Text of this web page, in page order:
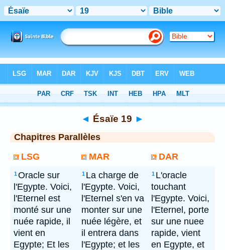
◄ Ésaïe 19 ►
Chapitres Parallèles
LSG
MAR DAR
1Oracle sur
l'Egypte. Voici,
l'Eternel est
monté sur une
nuée rapide, il
vient en
Egypte; Et les
1 La charge de
l'Egypte. Voici,
l'Eternel s'en va
monter sur une
nuée légère, et
il entrera dans
l'Egypte; et les
1 L'oracle
touchant
l'Egypte. Voici,
l'Eternel, porte
sur une nuee
rapide, vient
en Egypte, et